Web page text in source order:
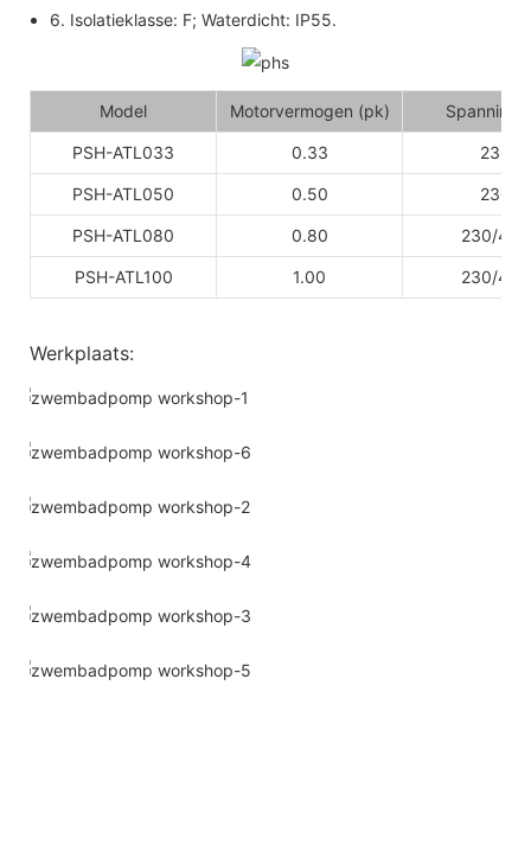
6. Isolatieklasse: F; Waterdicht: IP55.
Model Motorvermogen (pk) Spanning
PSH-ATL033 0.33 230
PSH-ATL050 0.50 230
PSH-ATL080 0.80 230/400
PSH-ATL100 1.00 230/400
Werkplaats: